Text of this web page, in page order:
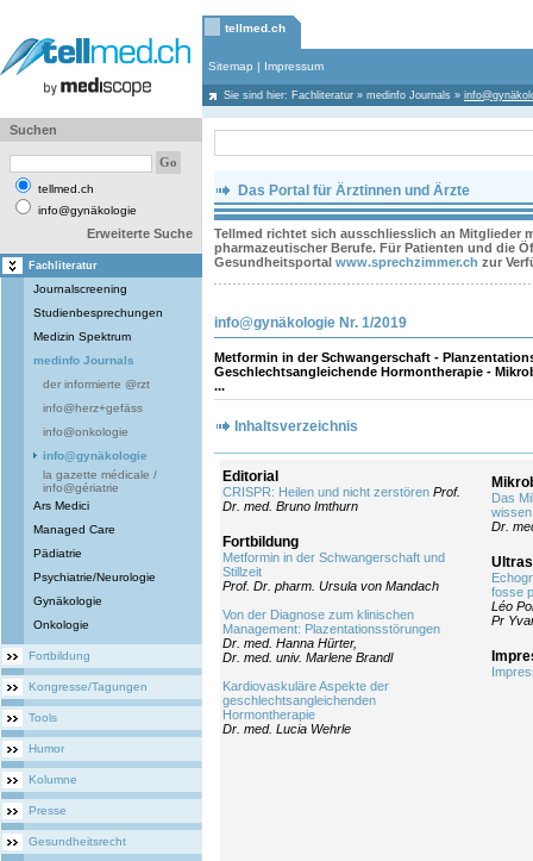
tellmed.ch
Sitemap | Impressum
Sie sind hier: Fachliteratur » medinfo Journals »
Suchen
tellmed.ch
info@gynäkologie
Erweiterte Suche
Fachliteratur
Journalscreening
Studienbesprechungen
Medizin Spektrum
medinfo Journals
der informierte @rzt
info@herz+gefäss
info@onkologie
info@gynäkologie
la gazette médicale /
info@gériatrie
Ars Medici
Managed Care
Pädiatrie
Psychiatrie/Neurologie
Gynäkologie
Onkologie
Fortbildung
Kongresse/Tagungen
Tools
Humor
Kolumne
Presse
Gesundheitsrecht
Das Portal für Ärztinnen und Ärzte
Tellmed richtet sich ausschliesslich an Mitglieder
pharmazeutischer Berufe. Für Patienten und die
Gesundheitsportal www.sprechzimmer.ch zur
info@gynäkologie Nr. 1/2019
Metformin in der Schwangerschaft -
Geschlechtsangleichende Hormontherapie -
...
Inhaltsverzeichnis
Editorial
CRISPR: Heilen und nicht zerstören Prof.
Dr. med. Bruno Imthurn
Fortbildung
Metformin in der Schwangerschaft und
Stillzeit
Prof. Dr. pharm. Ursula von Mandach
Von der Diagnose zum klinischen
Management: Plazentationsstörungen
Dr. med. Hanna Hürter,
Dr. med. univ. Marlene Brandl
Kardiovaskuläre Aspekte der
geschlechtsangleichenden
Hormontherapie
Dr. med. Lucia Wehrle
Das
Dr.
fosse
Léo
Pr